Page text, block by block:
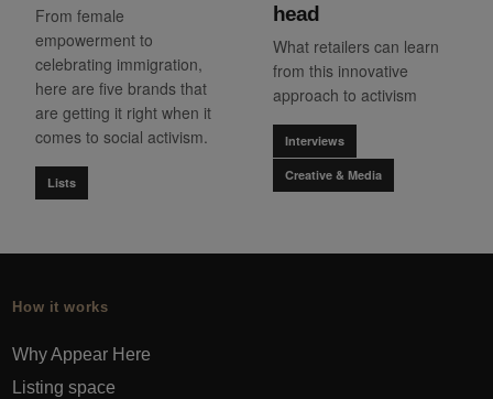
From female
empowerment to
celebrating immigration,
here are five brands that
are getting it right when it
comes to social activism.
Lists
head
What retailers can learn
from this innovative
approach to activism
Interviews
Creative & Media
How it works
Why Appear Here
Listing space